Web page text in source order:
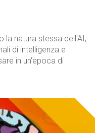
la natura stessa dell'AI,
di intelligenza e
in un'epoca di